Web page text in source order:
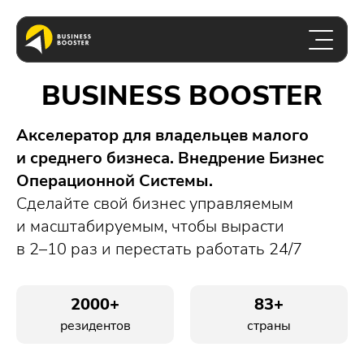
BUSINESS BOOSTER
Акселератор для владельцев малого
и среднего бизнеса. Внедрение Бизнес
Операционной Системы.
Сделайте свой бизнес управляемым
и масштабируемым, чтобы вырасти
в 2–10 раз и перестать работать 24/7
2000+
резидентов
83+
страны